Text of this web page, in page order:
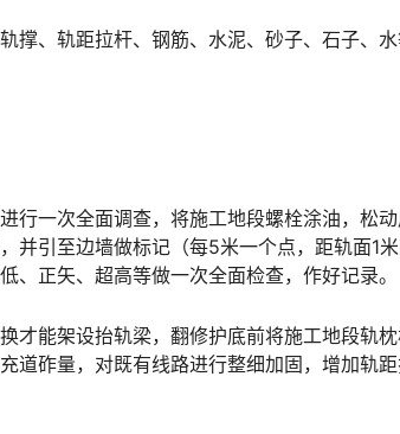
撑、轨距拉杆、钢筋、水泥、砂子、石子、水
行一次全面调查，将施工地段螺栓涂油，松
并引至边墙做标记（每5米一个点，距轨面1
、正矢、超高等做一次全面检查，作好记录。󠅅󠅃󠄵󠅂󠄪󠇖󠆨󠆨󠇕󠆞󠆒󠅬󠇘󠆭󠆘󠇙󠆝󠅵󠇗󠆭󠆁󠄐󠇗󠅹󠅸󠇖󠆍󠅳󠇖󠅹󠅰󠇖󠆌󠅹
才能架设抬轨梁，翻修护底前将施工地段轨
道砟量，对既有线路进行整细加固，增加轨